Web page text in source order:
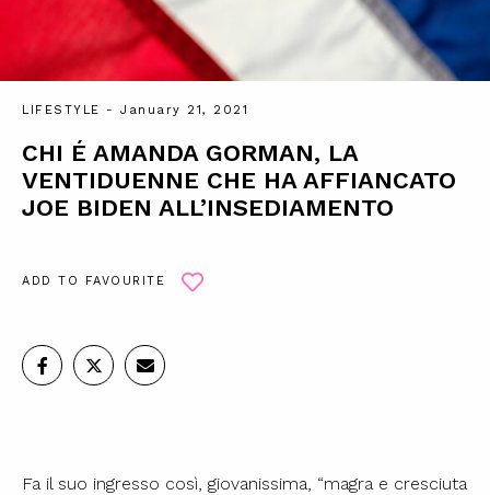
LIFESTYLE - January 21, 2021
CHI É AMANDA GORMAN, LA
VENTIDUENNE CHE HA AFFIANCATO
JOE BIDEN ALL’INSEDIAMENTO
ADD TO FAVOURITE
Fa il suo ingresso così, giovanissima, “magra e cresciuta